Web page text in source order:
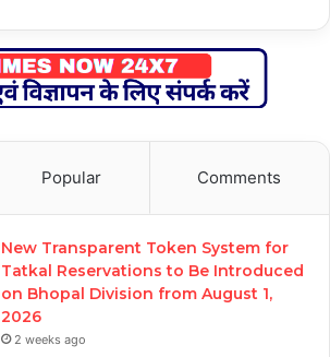
Popular Comments
New Transparent Token System for
Tatkal Reservations to Be Introduced
on Bhopal Division from August 1,
2026
2 weeks ago